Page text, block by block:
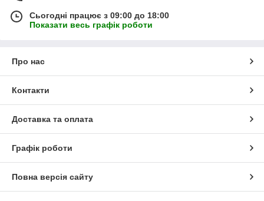
Сьогодні працює з 09:00 до 18:00
Показати весь графік роботи
Про нас
Контакти
Доставка та оплата
Графік роботи
Повна версія сайту